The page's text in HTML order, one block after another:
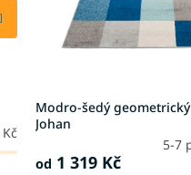
Kč
ů
Modro-šedý
Johan
5-7
od 1 319 Kč